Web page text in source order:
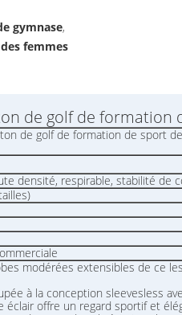
gymnase,
femmes
de golf de formation
de golf de formation de sport
densité, respirable, stabilité de
modérées extensibles de
à la conception sleevesless
offre un regard sportif et